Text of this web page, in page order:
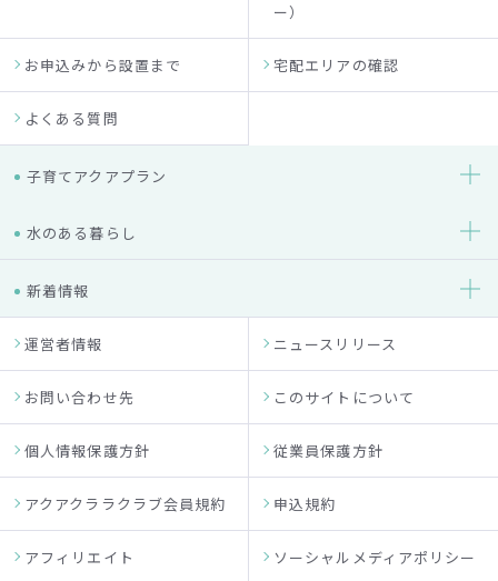
ー）
お申込みから設置まで 宅配エリアの確認
よくある質問
子育てアクアプラン
水のある暮らし
新着情報
運営者情報 ニュースリリース
お問い合わせ先 このサイトについて
個人情報保護方針 従業員保護方針
アクアクララクラブ会員規約 申込規約
アフィリエイト ソーシャルメディアポリシー